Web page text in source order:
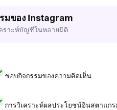
มของ Instagram
ราะห์บัญชีในหลายมิติ
ชอบกิจกรรมของความคิดเห็น
การวิเคราะห์ผลประโยชน์อินสตาแกร